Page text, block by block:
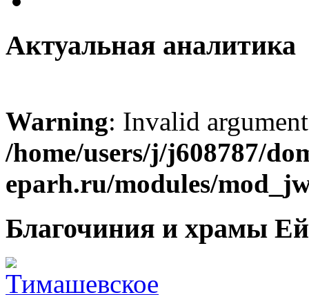
Актуальная аналитика
Warning: Invalid
/home/users/j/j608787/
eparh.ru/modules/
Благочиния и храмы